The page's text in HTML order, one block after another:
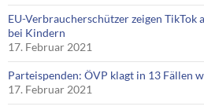
EU-Verbraucherschützer zeigen TikTok
bei Kindern
17. Februar 2021
Parteispenden: ÖVP klagt in 13 Fällen
17. Februar 2021